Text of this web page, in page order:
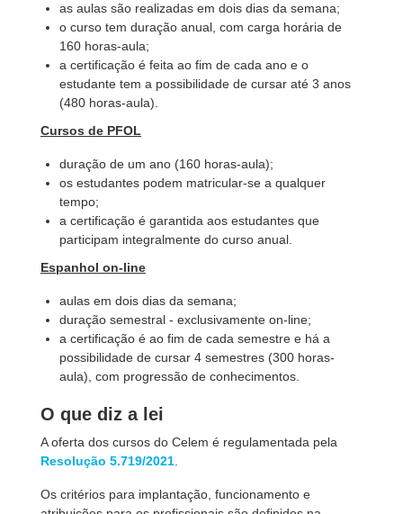
as aulas são realizadas em dois dias da semana;
o curso tem duração anual, com carga horária de
160 horas-aula;
a certificação é feita ao fim de cada ano e o
estudante tem a possibilidade de cursar até 3 anos
(480 horas-aula).
Cursos de PFOL
duração de um ano (160 horas-aula);
os estudantes podem matricular-se a qualquer
tempo;
a certificação é garantida aos estudantes que
participam integralmente do curso anual.
Espanhol on-line
aulas em dois dias da semana;
duração semestral - exclusivamente on-line;
a certificação é ao fim de cada semestre e há a
possibilidade de cursar 4 semestres (300 horas-
aula), com progressão de conhecimentos.
O que diz a lei
A oferta dos cursos do Celem é regulamentada pela
Resolução 5.719/2021
Os critérios para implantação, funcionamento e